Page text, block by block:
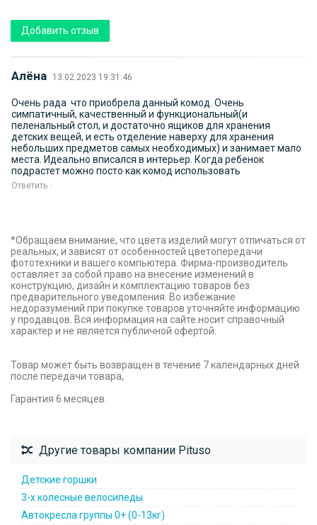
Добавить отзыв
Алёна 13.02.2023 19:31:46
Очень рада что приобрела данный комод. Очень
симпатичный, качественный и функциональный(и
пеленальный стол, и достаточно ящиков для хранения
детских вещей, и есть отделение наверху для хранения
небольших предметов самых необходимых) и занимает мало
места. Идеально вписался в интерьер. Когда ребенок
подрастет можно посто как комод использовать
Ответить
*Обращаем внимание, что цвета изделий могут отличаться от
реальных, и зависят от особенностей цветопередачи
фототехники и вашего компьютера. Фирма-производитель
оставляет за собой право на внесение изменений в
конструкцию, дизайн и комплектацию товаров без
предварительного уведомления. Во избежание
недоразумений при покупке товаров уточняйте информацию
у продавцов. Вся информация на сайте носит справочный
характер и не является публичной офертой.
Товар может быть возвращен в течение 7 календарных дней
после передачи товара,
Гарантия 6 месяцев.
Другие товары компании Pituso
Детские горшки
3-х колесные велосипеды
Автокресла группы 0+ (0-13кг)